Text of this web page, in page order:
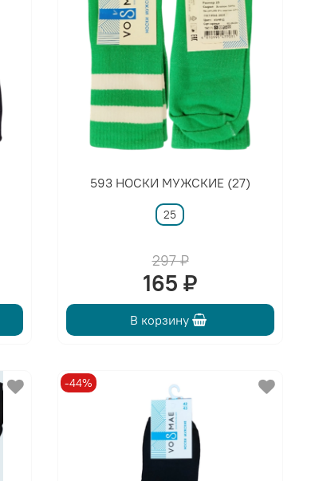
593 НОСКИ МУЖСКИЕ (27)
25
297 ₽
165 ₽
В корзину
-44%